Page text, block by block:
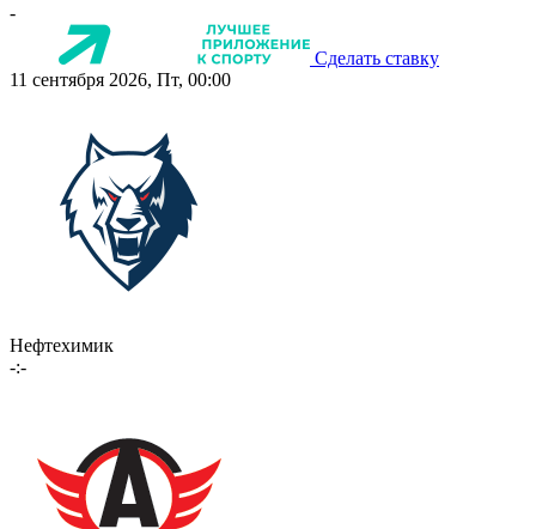
-
Сделать ставку
11 сентября 2026, Пт, 00:00
Нефтехимик
-:-